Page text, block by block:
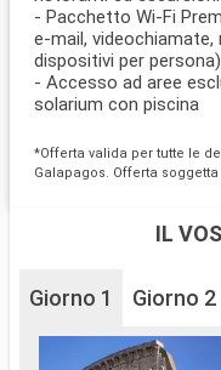
- Pacchetto Wi-Fi
e-mail,
dispositivi per persona)
- Accesso ad aree
solarium con piscina
*Offerta valida per tutte le
Galapagos. Offerta
IL
Giorno 1 Giorno 2